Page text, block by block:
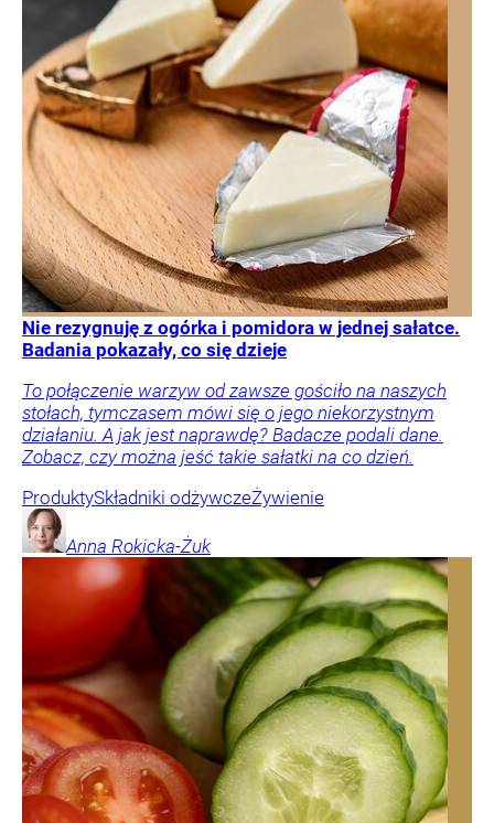
Nie rezygnuję z ogórka i pomidora w jednej sałatce.
Badania pokazały, co się dzieje
To połączenie warzyw od zawsze gościło na naszych
stołach, tymczasem mówi się o jego niekorzystnym
działaniu. A jak jest naprawdę? Badacze podali dane.
Zobacz, czy można jeść takie sałatki na co dzień.
ProduktySkładniki odżywczeŻywienie
Anna Rokicka-Żuk